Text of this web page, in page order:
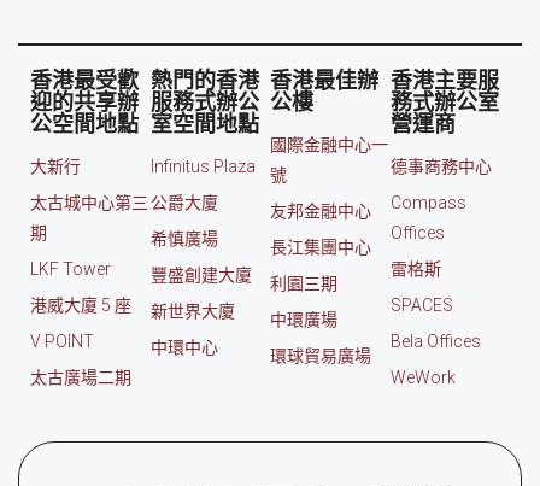
香港最受歡
迎的共享辦
公空間地點
大新行
太古城中心第三
期
LKF Tower
港威大廈 5 座
V POINT
太古廣場二期
熱門的香港
服務式辦公
室空間地點
Infinitus Plaza
公爵大廈
希慎廣場
豐盛創建大廈
新世界大廈
中環中心
香港最佳辦
公樓
國際金融中心一
號
友邦金融中心
長江集團中心
利園三期
中環廣場
環球貿易廣場
香港主要服
務式辦公室
營運商
德事商務中心
Compass
Offices
雷格斯
SPACES
Bela Offices
WeWork